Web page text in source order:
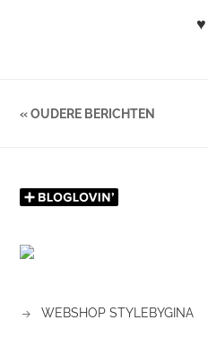
♥
« OUDERE BERICHTEN
WEBSHOP STYLEBYGINA